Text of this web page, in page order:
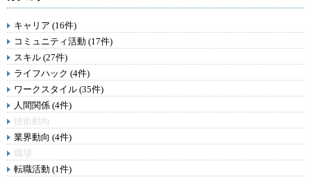
キャリア (16件)
コミュニティ活動 (17件)
スキル (27件)
ライフハック (4件)
ワークスタイル (35件)
人間関係 (4件)
技術動向
業界動向 (4件)
職場
転職活動 (1件)